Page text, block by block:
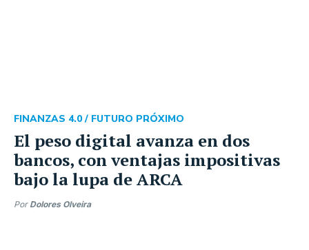
El peso digital avanza en dos
bancos, con ventajas impositivas
bajo la lupa de ARCA
FINANZAS 4.0 / FUTURO PRÓXIMO
Por Dolores Olveira